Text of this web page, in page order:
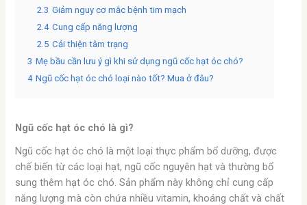
2.3 Giảm nguy cơ mắc bệnh tim mạch
2.4 Cung cấp năng lượng
2.5 Cải thiện tâm trạng
3 Mẹ bầu cần lưu ý gì khi sử dụng ngũ cốc hạt óc chó?
4 Ngũ cốc hạt óc chó loại nào tốt? Mua ở đâu?
Ngũ cốc hạt óc chó là gì?
Ngũ cốc hạt óc chó là một loại thực phẩm bổ dưỡng, được
chế biến từ các loại hạt, ngũ cốc nguyên hạt và thường bổ
sung thêm hạt óc chó. Sản phẩm này không chỉ cung cấp
năng lượng mà còn chứa nhiều vitamin, khoáng chất và chất